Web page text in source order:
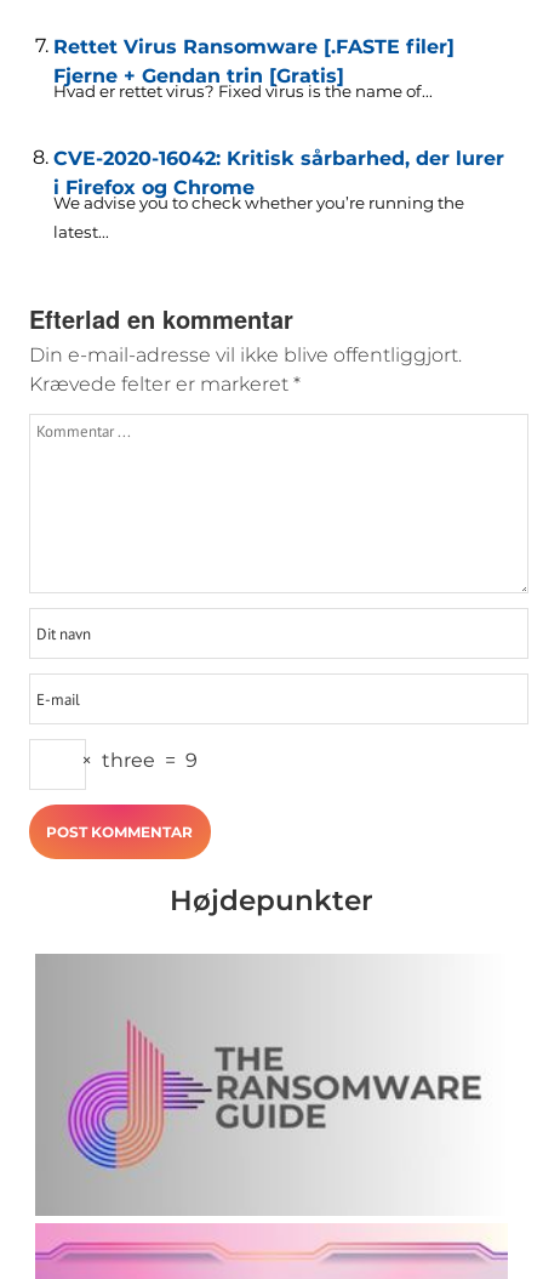
Rettet Virus Ransomware [.FASTE filer]
Fjerne + Gendan trin [Gratis]
Hvad er rettet virus? Fixed virus is the name of...
CVE-2020-16042: Kritisk sårbarhed, der lurer
i Firefox og Chrome
We advise you to check whether you’re running the
latest...
Efterlad en kommentar
Din e-mail-adresse vil ikke blive offentliggjort.
Krævede felter er markeret *
× three = 9
Højdepunkter